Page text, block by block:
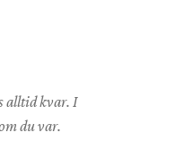
alltid kvar. I
du var.